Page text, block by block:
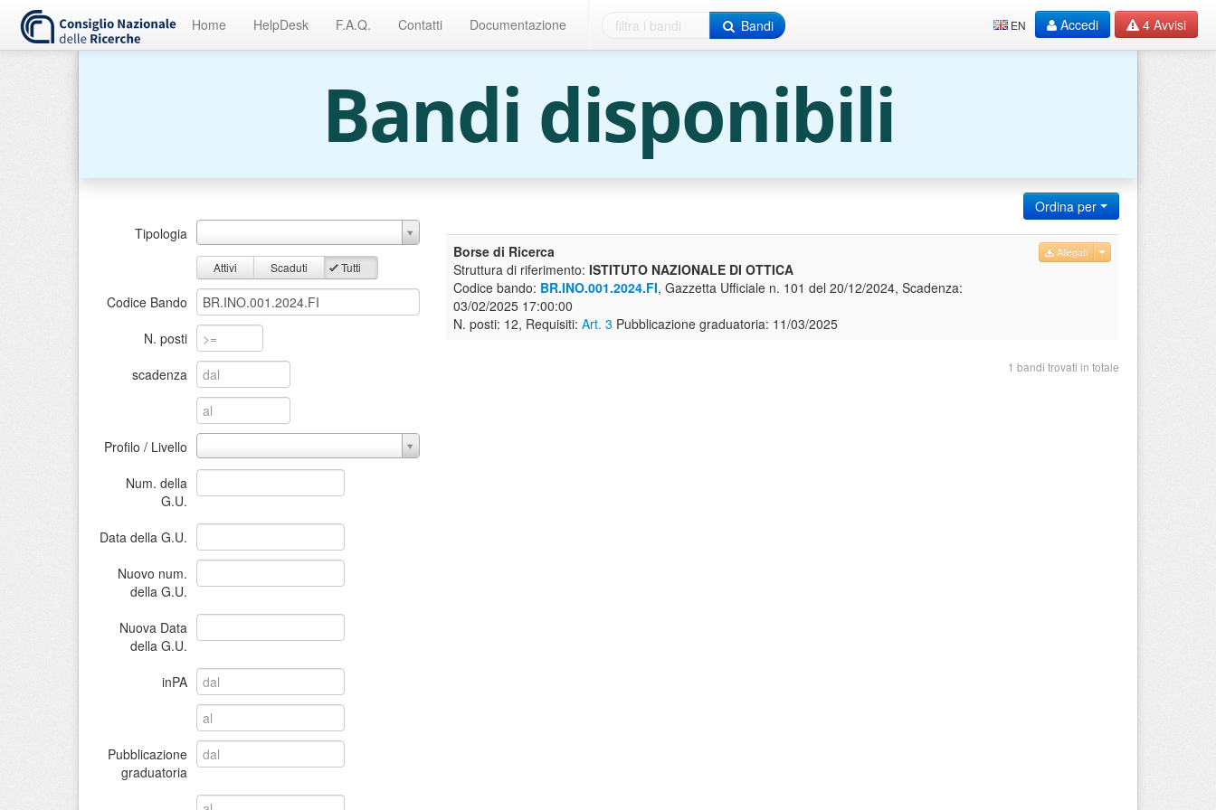
4 Avvisi
Accedi
EN
Home HelpDesk F.A.Q. Contatti Documentazione Bandi
Bandi disponibili
Tipologia
Attivi Scaduti Tutti
Codice Bando
N. posti
scadenza
Profilo / Livello
Num. della
G.U.
Data della G.U.
Nuovo num.
della G.U.
Nuova Data
della G.U.
inPA
Pubblicazione
graduatoria
Ordina per
Borse di Ricerca
Struttura di riferimento:ISTITUTO NAZIONALE DI OTTICA
Codice bando: BR.INO.001.2024.FI, Gazzetta Ufficiale n. 101 del 20/12/2024, Scadenza:
03/02/2025 17:00:00
N. posti: 12, Requisiti:Art. 3 Pubblicazione graduatoria: 11/03/2025
Allegati
1 bandi trovati in totale